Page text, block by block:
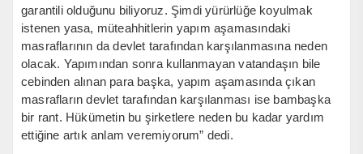
garantili olduğunu biliyoruz. Şimdi yürürlüğe koyulmak
istenen yasa, müteahhitlerin yapım aşamasındaki
masraflarının da devlet tarafından karşılanmasına neden
olacak. Yapımından sonra kullanmayan vatandaşın bile
cebinden alınan para başka, yapım aşamasında çıkan
masrafların devlet tarafından karşılanması ise bambaşka
bir rant. Hükümetin bu şirketlere neden bu kadar yardım
ettiğine artık anlam veremiyorum” dedi.